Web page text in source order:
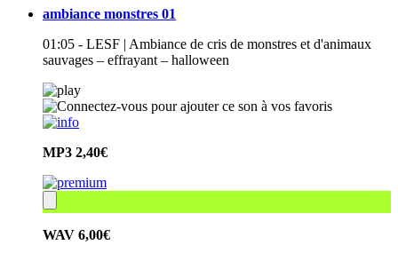
ambiance monstres 01
01:05 - LESF | Ambiance de cris de monstres et d'animaux
sauvages – effrayant – halloween
MP3 2,40€
WAV 6,00€